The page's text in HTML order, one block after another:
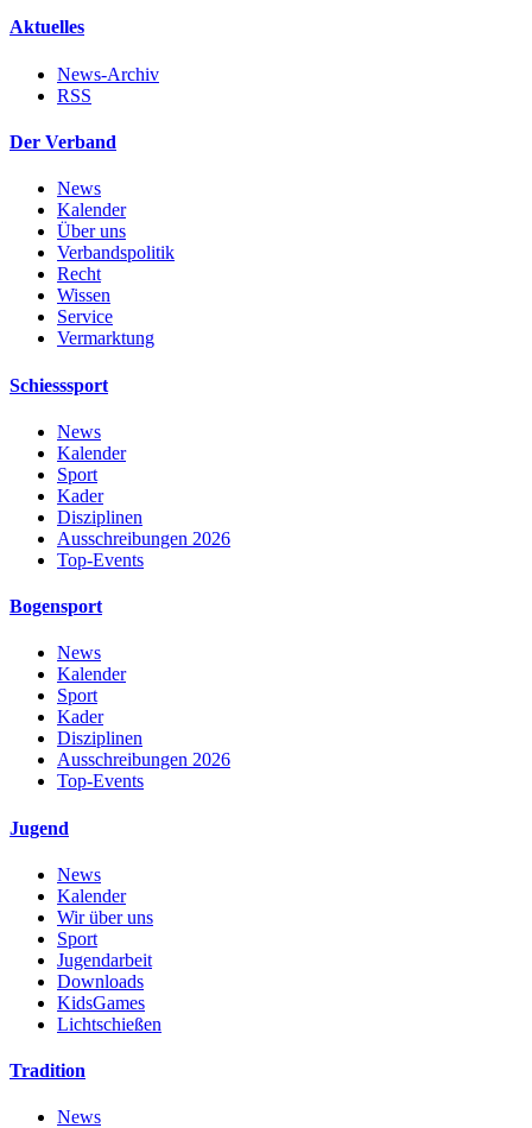
Aktuelles
News-Archiv
RSS
Der Verband
News
Kalender
Über uns
Verbandspolitik
Recht
Wissen
Service
Vermarktung
Schiesssport
News
Kalender
Sport
Kader
Disziplinen
Ausschreibungen 2026
Top-Events
Bogensport
News
Kalender
Sport
Kader
Disziplinen
Ausschreibungen 2026
Top-Events
Jugend
News
Kalender
Wir über uns
Sport
Jugendarbeit
Downloads
KidsGames
Lichtschießen
Tradition
News